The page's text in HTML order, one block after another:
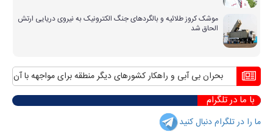
موشک کروز طلائیه و بالگردهای جنگ الکترونیک به نیروی دریایی ارتش
الحاق شد
بحران بی آبی و راهکار کشورهای دیگر منطقه برای مواجهه با آن منافع
با ما در تلگرام
ما را در تلگرام دنبال کنید